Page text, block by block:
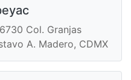
Col. Granjas
A. Madero, CDMX